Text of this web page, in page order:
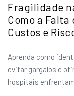
Fragilidade
Como a
Custos e
Aprenda como
evitar gargalos e
hospitais